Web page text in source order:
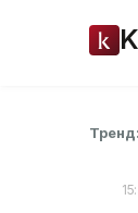
Тренд: